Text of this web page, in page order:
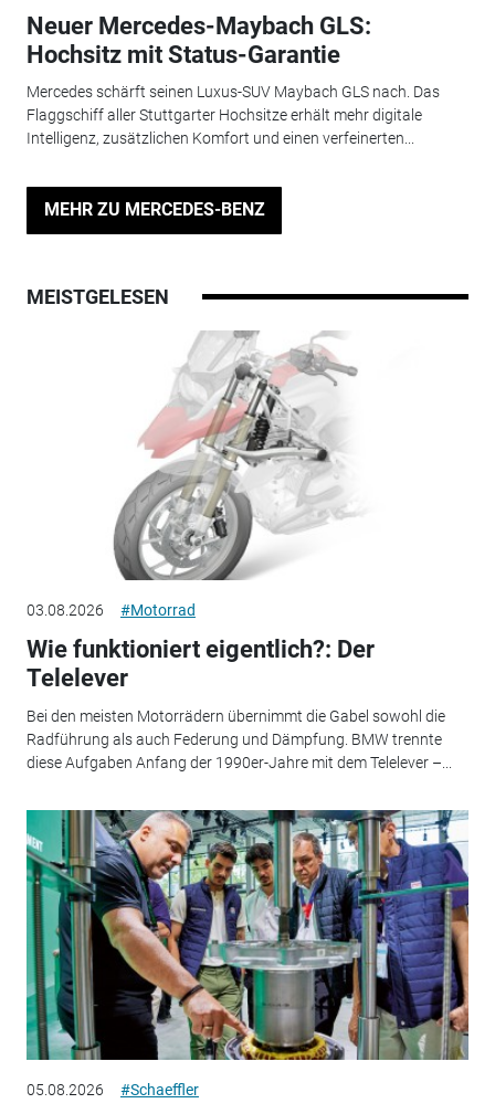
Neuer Mercedes-Maybach GLS:
Hochsitz mit Status-Garantie
Mercedes schärft seinen Luxus-SUV Maybach GLS nach. Das
Flaggschiff aller Stuttgarter Hochsitze erhält mehr digitale
Intelligenz, zusätzlichen Komfort und einen verfeinerten...
MEHR ZU MERCEDES-BENZ
MEISTGELESEN
03.08.2026 #Motorrad
Wie funktioniert eigentlich?: Der
Telelever
Bei den meisten Motorrädern übernimmt die Gabel sowohl die
Radführung als auch Federung und Dämpfung. BMW trennte
diese Aufgaben Anfang der 1990er-Jahre mit dem Telelever –...
05.08.2026 #Schaeffler